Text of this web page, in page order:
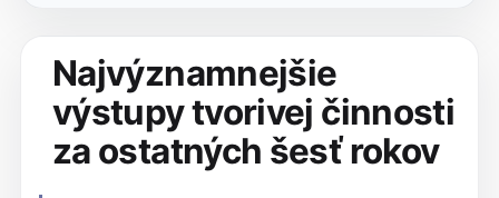
Najvýznamnejšie
výstupy tvorivej činnosti
za ostatných šesť rokov